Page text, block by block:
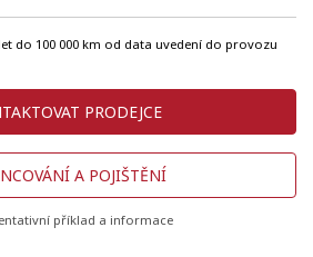
do 100 000 km od data uvedení do provozu
PRODEJCE
A POJIŠTĚNÍ
příklad a informace